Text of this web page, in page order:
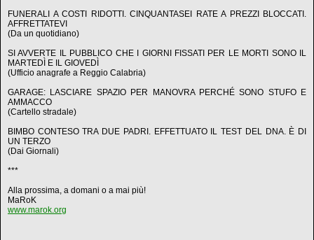
FUNERALI A COSTI RIDOTTI. CINQUANTASEI RATE A PREZZI BLOCCATI.
AFFRETTATEVI
(Da un quotidiano)
SI AVVERTE IL PUBBLICO CHE I GIORNI FISSATI PER LE MORTI SONO IL
MARTEDÌ E IL GIOVEDÌ
(Ufficio anagrafe a Reggio Calabria)
GARAGE: LASCIARE SPAZIO PER MANOVRA PERCHÉ SONO STUFO E
AMMACCO
(Cartello stradale)
BIMBO CONTESO TRA DUE PADRI. EFFETTUATO IL TEST DEL DNA. È DI
UN TERZO
(Dai Giornali)
***
Alla prossima, a domani o a mai più!
MaRoK
www.marok.org